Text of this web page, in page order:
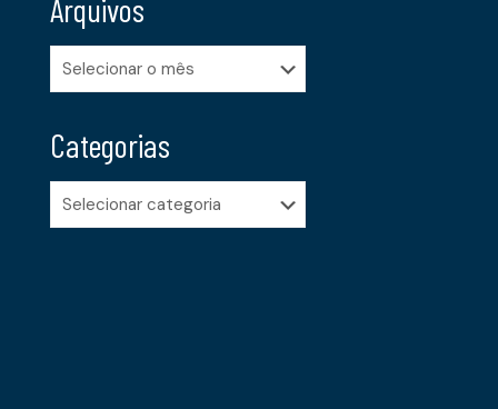
Arquivos
Arquivos
Categorias
Categorias